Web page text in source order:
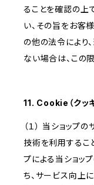
ることを確認の上
い、その旨をお客
の他の法令により
ない場合は、この
11. Cookie（クッ
（１） 当ショップ
技術を利用するこ
プによる当ショッ
ち、サービス向上